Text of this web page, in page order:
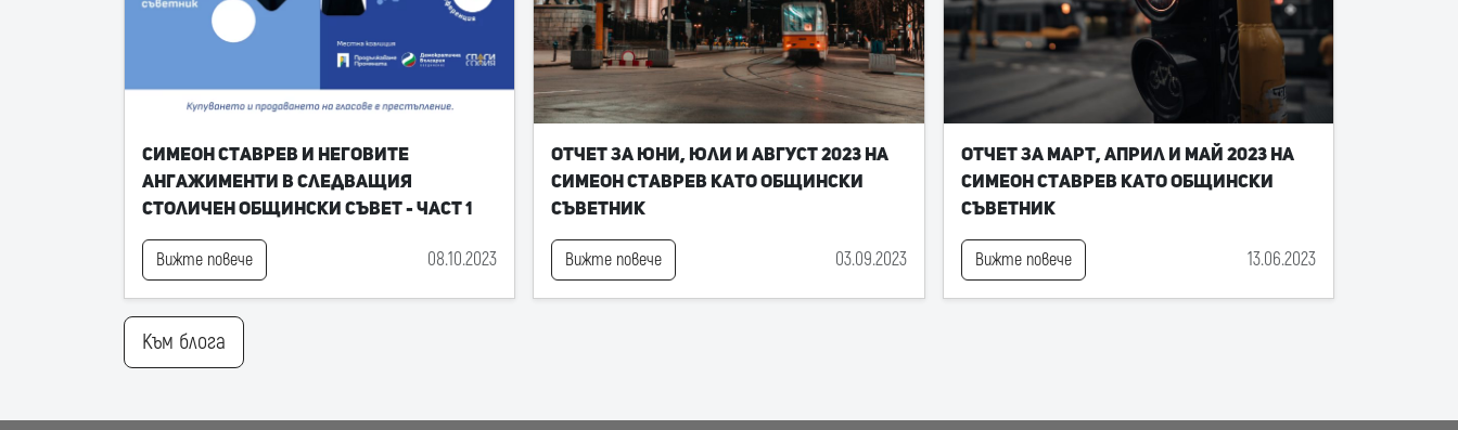
Симеон Ставрев и неговите
ангажименти в следващия
Столичен общински съвет - част 1
Вижте повече 08.10.2023
Отчет за юни, юли и август 2023 на
Симеон Ставрев като общински
съветник
Вижте повече 03.09.2023
Отчет за март, април и май 2023 на
Симеон Ставрев като общински
съветник
Вижте повече 13.06.2023
Към блога